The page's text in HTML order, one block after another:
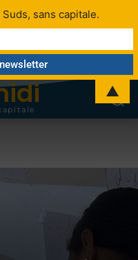
sans capitale.
▲